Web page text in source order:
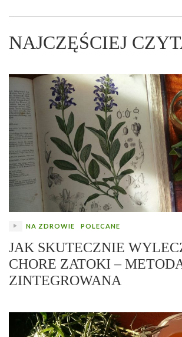
NAJCZĘŚCIEJ
NA ZDROWIE POLECANE
JAK SKUTECZNIE
CHORE ZATOKI –
ZINTEGROWANA